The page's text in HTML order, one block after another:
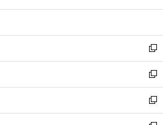
開
ウ
開
く
ン
ウ
で
開
く
ウ
ン
ド
ウ
で
開
く
新
し
い
ウ
ィ
ン
新
し
い
ウ
新
し